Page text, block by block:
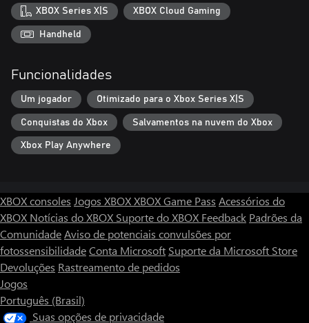
XBOX Series X|S XBOX Cloud Gaming
Handheld
Funcionalidades
Um jogador Otimizado para o Xbox Series X|S
Conquistas do Xbox Salvamentos na nuvem do Xbox
Xbox Play Anywhere
XBOX consoles Jogos XBOXXBOX Game Pass Acessórios do
XBOX Notícias do XBOX Suporte do XBOX Feedback Padrões da
ComunidadeAviso de potenciais convulsões por
fotossensibilidadeConta Microsoft Suporte da Microsoft Store
Devoluções Rastreamento de pedidos
Jogos
Português (Brasil)
Suas opções de privacidade